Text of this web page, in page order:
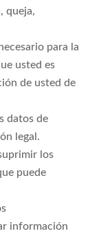
queja,
para la
usted es
de usted de
datos de
legal.
los
puede
información